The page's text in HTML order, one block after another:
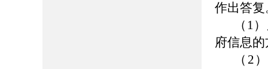
作出答复
（1
府信息
（2